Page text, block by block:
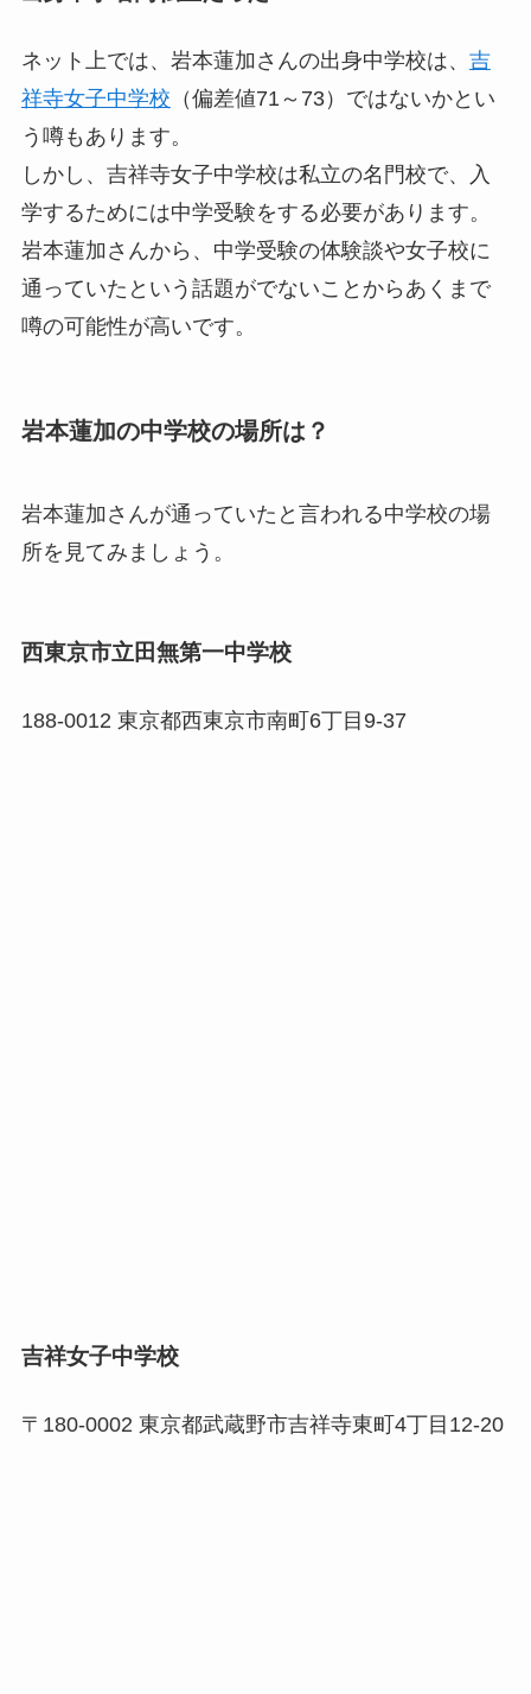
ネット上では、岩本蓮加さんの出身中学校は、 吉
祥寺女子中学校 （偏差値71～73）ではないかとい
う噂もあります。
しかし、吉祥寺女子中学校は私立の名門校で、入
学するためには中学受験をする必要があります。
岩本蓮加さんから、中学受験の体験談や女子校に
通っていたという話題がでないことからあくまで
噂の可能性が高いです。
岩本蓮加の中学校の場所は？
岩本蓮加さんが通っていたと言われる中学校の場
所を見てみましょう。
西東京市立田無第一中学校
188-0012 東京都西東京市南町6丁目9-37
吉祥女子中学校
〒180-0002 東京都武蔵野市吉祥寺東町4丁目12-20